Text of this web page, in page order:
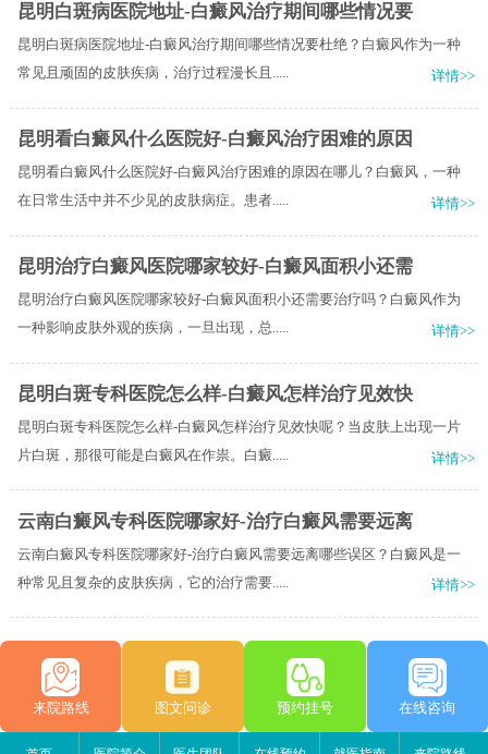
昆明白斑病医院地址-白癜风治疗期间哪些情况要
昆明白斑病医院地址-白癜风治疗期间哪些情况要杜绝？白癜风作为一种
常见且顽固的皮肤疾病，治疗过程漫长且.....
详情>>
昆明看白癜风什么医院好-白癜风治疗困难的原因
昆明看白癜风什么医院好-白癜风治疗困难的原因在哪儿？白癜风，一种
在日常生活中并不少见的皮肤病症。患者.....
详情>>
昆明治疗白癜风医院哪家较好-白癜风面积小还需
昆明治疗白癜风医院哪家较好-白癜风面积小还需要治疗吗？白癜风作为
一种影响皮肤外观的疾病，一旦出现，总.....
详情>>
昆明白斑专科医院怎么样-白癜风怎样治疗见效快
昆明白斑专科医院怎么样-白癜风怎样治疗见效快呢？当皮肤上出现一片
片白斑，那很可能是白癜风在作祟。白癜.....
详情>>
云南白癜风专科医院哪家好-治疗白癜风需要远离
云南白癜风专科医院哪家好-治疗白癜风需要远离哪些误区？白癜风是一
种常见且复杂的皮肤疾病，它的治疗需要.....
详情>>
来院路线 图文问诊 预约挂号 在线咨询